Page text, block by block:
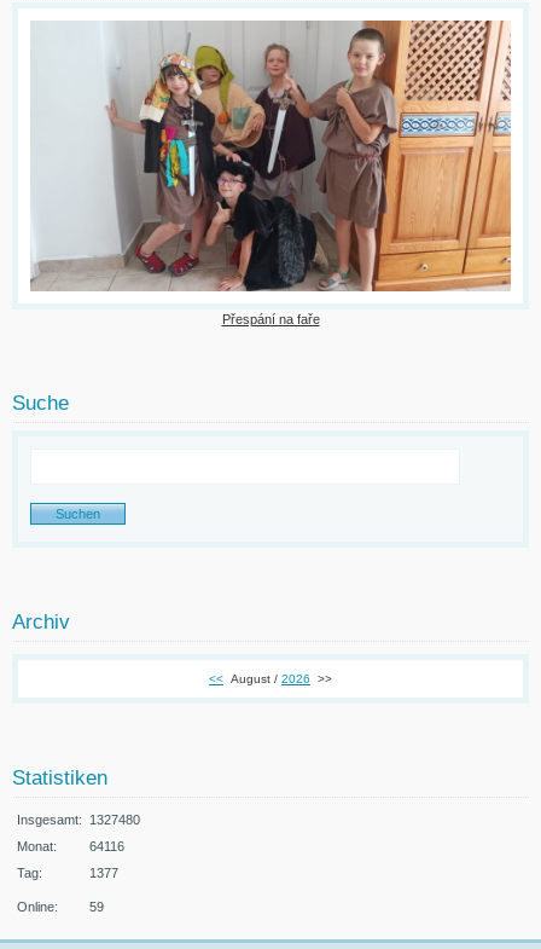
Přespání na faře
Suche
Archiv
<< August / 2026 >>
Statistiken
Online: 59
Insgesamt:
1327480
Monat:
64116
Tag:
1377